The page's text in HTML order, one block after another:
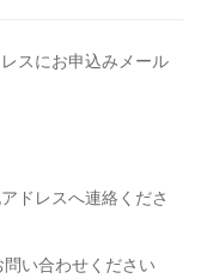
スにお申込みメール
ドレスへ連絡くださ
い合わせください